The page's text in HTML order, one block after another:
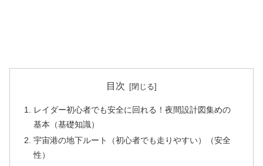
目次
レイダー初心者でも安全に回れる！夜間設計図集めの
基本（基礎知識）
宇宙港の地下ルート（初心者でも走りやすい）（安全
性）